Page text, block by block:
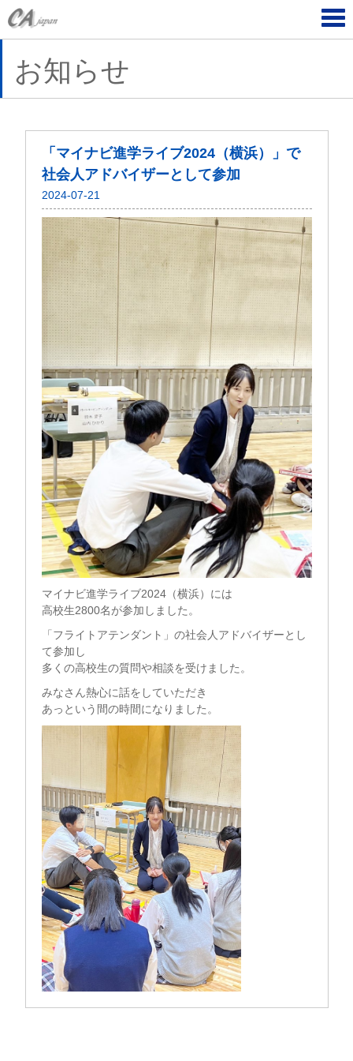
お知らせ
「マイナビ進学ライブ2024（横浜）」で
社会人アドバイザーとして参加
2024-07-21
マイナビ進学ライブ2024（横浜）には
高校生2800名が参加しました。
「フライトアテンダント」の社会人アドバイザーとし
て参加し
多くの高校生の質問や相談を受けました。
みなさん熱心に話をしていただき
あっという間の時間になりました。